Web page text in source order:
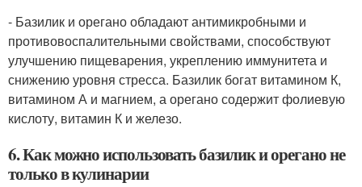
- Базилик и орегано обладают антимикробными и
противовоспалительными свойствами, способствуют
улучшению пищеварения, укреплению иммунитета и
снижению уровня стресса. Базилик богат витамином К,
витамином А и магнием, а орегано содержит фолиевую
кислоту, витамин К и железо.
6. Как можно использовать базилик и орегано не
только в кулинарии